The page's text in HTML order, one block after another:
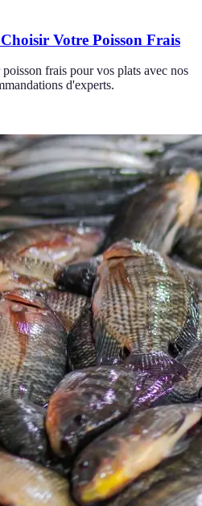
Votre Poisson Frais
frais pour vos plats avec nos
d'experts.